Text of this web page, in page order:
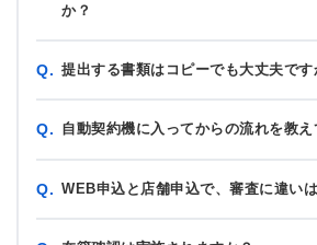
か？
Q. 提出する書類はコピーでも大丈夫です
Q. 自動契約機に入ってからの流れを教
Q. WEB申込と店舗申込で、審査に違い